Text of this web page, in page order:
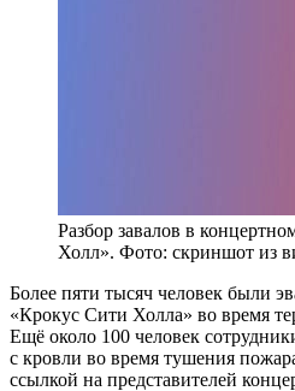
Разбор завалов в
Холл». Фото: скриншот из
Более пяти тысяч человек были
«Крокус Сити Холла» во время
Ещё около 100 человек
с кровли во время тушения
ссылкой на представителей